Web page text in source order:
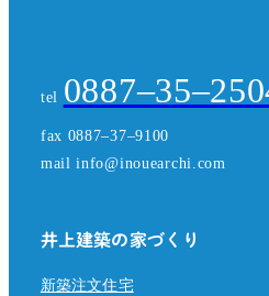
tel
fax 0887–37–9100
mail info@inouearchi.com
井上建築の家づくり
新築注文住宅